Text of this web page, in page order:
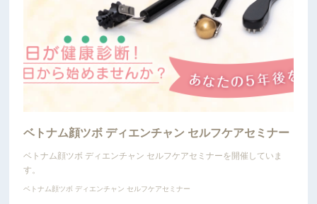
ベトナム顔ツボ ディエンチャン セルフケアセミナー
ベトナム顔ツボ ディエンチャン セルフケアセミナーを開催していま
す。
ベトナム顔ツボ ディエンチャン セルフケアセミナー